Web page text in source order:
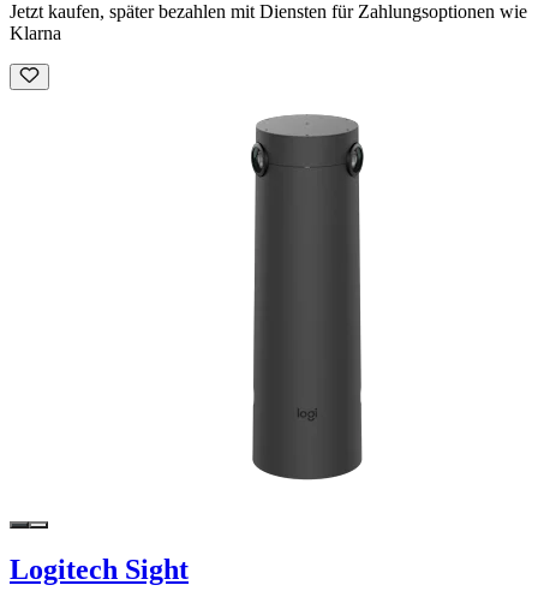
Jetzt kaufen, später bezahlen mit Diensten für Zahlungsoptionen wie
Klarna
Logitech Sight